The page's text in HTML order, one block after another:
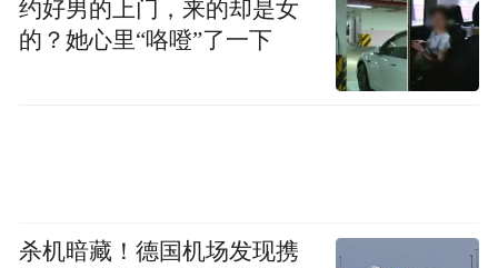
“特别声明：以上作品内容(包括在内的视频、图片或音
频)为凤凰网旗下自媒体平台“大风号”用户上传并发
space services.”
约好男的上门，来的却是女
的？她心里“咯噔”了一下
杀机暗藏！德国机场发现携